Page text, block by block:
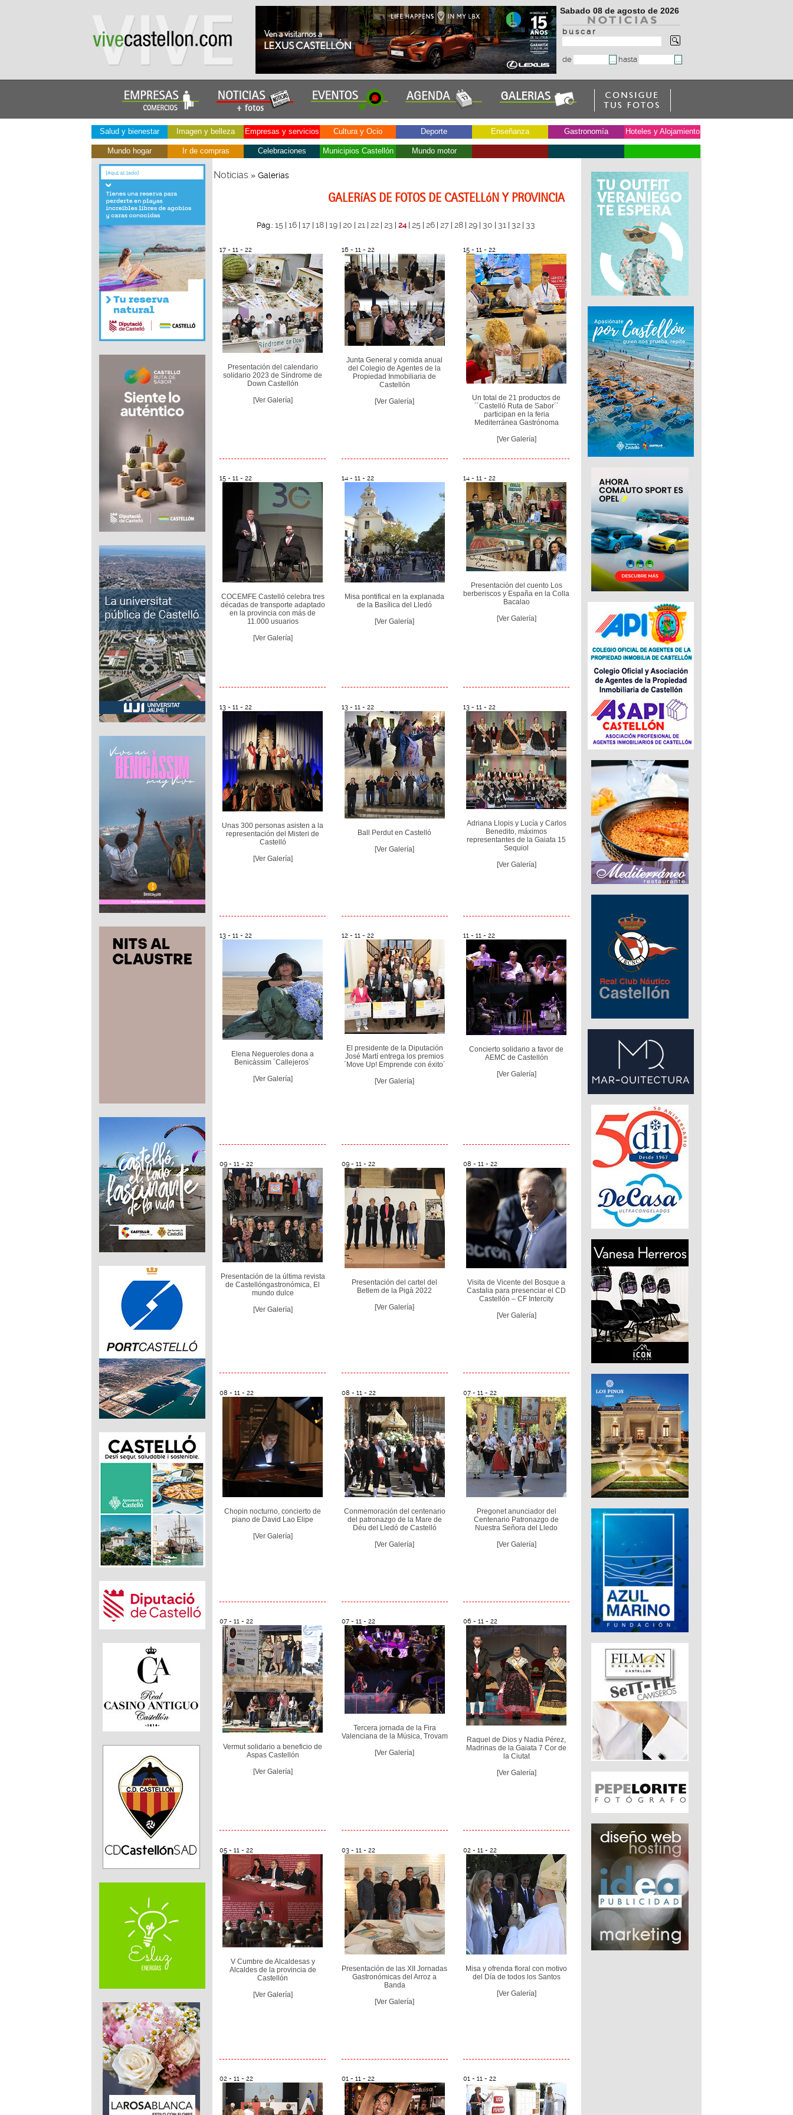
Sabado 08 de agosto de 2026
b u s c a r
de hasta
Salud y bienestar Imagen y belleza Empresas y servicios Cultura y Ocio Deporte Enseñanza Gastronomía Hoteles y Alojamiento
Mundo hogar Ir de compras Celebraciones Municipios Castellón Mundo motor
Noticias » Galerias
GALERíAS DE FOTOS DE CASTELLóN Y PROVINCIA
Pág.: 15 | 16 | 17 | 18 | 19 | 20 | 21 | 22 | 23 | 24| 25 | 26 | 27 | 28 | 29 | 30 | 31 | 32 | 33
17 - 11 - 22
Presentación del calendario
solidario 2023 de Síndrome de
Down Castellón
[Ver Galería]
16 - 11 - 22
Junta General y comida anual
del Colegio de Agentes de la
Propiedad Inmobiliaria de
Castellón
[Ver Galería]
15 - 11 - 22
Un total de 21 productos de
´´Castelló Ruta de Sabor´´
participan en la feria
Mediterránea Gastrónoma
[Ver Galería]
15 - 11 - 22
COCEMFE Castelló celebra tres
décadas de transporte adaptado
en la provincia con más de
11.000 usuarios
[Ver Galería]
14 - 11 - 22
Misa pontifical en la explanada
de la Basílica del Lledó
[Ver Galería]
14 - 11 - 22
Presentación del cuento Los
berberiscos y España en la Colla
Bacalao
[Ver Galería]
13 - 11 - 22
Unas 300 personas asisten a la
representación del Misteri de
Castelló
[Ver Galería]
13 - 11 - 22
Ball Perdut en Castelló
[Ver Galería]
13 - 11 - 22
Adriana Llopis y Lucía y Carlos
Benedito, máximos
representantes de la Gaiata 15
Sequiol
[Ver Galería]
13 - 11 - 22
Elena Negueroles dona a
Benicàssim ´Callejeros´
[Ver Galería]
12 - 11 - 22
El presidente de la Diputación
José Martí entrega los premios
´Move Up! Emprende con éxito´
[Ver Galería]
11 - 11 - 22
Concierto solidario a favor de
AEMC de Castellón
[Ver Galería]
09 - 11 - 22
Presentación de la última revista
de Castellóngastronómica, El
mundo dulce
[Ver Galería]
09 - 11 - 22
Presentación del cartel del
Betlem de la Pigà 2022
[Ver Galería]
08 - 11 - 22
Visita de Vicente del Bosque a
Castalia para presenciar el CD
Castellón – CF Intercity
[Ver Galería]
08 - 11 - 22
Chopin nocturno, concierto de
piano de David Lao Elipe
[Ver Galería]
08 - 11 - 22
Conmemoración del centenario
del patronazgo de la Mare de
Déu del Lledó de Castelló
[Ver Galería]
07 - 11 - 22
Pregonet anunciador del
Centenario Patronazgo de
Nuestra Señora del Lledo
[Ver Galería]
07 - 11 - 22
Vermut solidario a beneficio de
Aspas Castellón
[Ver Galería]
07 - 11 - 22
Tercera jornada de la Fira
Valenciana de la Música, Trovam
[Ver Galería]
06 - 11 - 22
Raquel de Dios y Nadia Pérez,
Madrinas de la Gaiata 7 Cor de
la Ciutat
[Ver Galería]
05 - 11 - 22
V Cumbre de Alcaldesas y
Alcaldes de la provincia de
Castellón
[Ver Galería]
03 - 11 - 22
Presentación de las XII Jornadas
Gastronómicas del Arroz a
Banda
[Ver Galería]
02 - 11 - 22
Misa y ofrenda floral con motivo
del Día de todos los Santos
[Ver Galería]
02 - 11 - 22 01 - 11 - 22 01 - 11 - 22